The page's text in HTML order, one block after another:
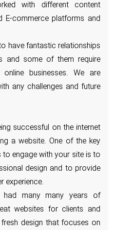
with different content
E-commerce platforms and
have fantastic relationships
and some of them require
businesses. We are
any challenges and future
successful on the internet
a website. One of the key
engage with your site is to
design and to provide
experience.
many many years of
websites for clients and
design that focuses on